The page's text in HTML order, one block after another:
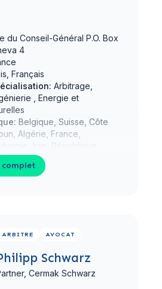
du Conseil-Général P.O. Box
4
Français
Arbitrage,
, Energie et
Belgique, Suisse, Côte
Algérie, France,
Iran, République
show 5 more
ARBITRE AVOCAT
Schwarz
Cermak Schwarz